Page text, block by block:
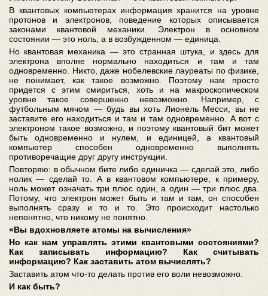
В квантовых компьютерах информация хранится на уровне
протонов и электронов, поведение которых описывается
законами квантовой механики. Электрон в основном
состоянии — это ноль, а в возбужденном — единица.
Но квантовая механика — это странная штука, и здесь для
электрона вполне нормально находиться и там и там
одновременно. Никто, даже нобелевские лауреаты по физике,
не понимает, как такое возможно. Поэтому нам просто
придется с этим смириться, хоть и на макроскопическом
уровне такое совершенно невозможно. Например, с
футбольным мячом — будь вы хоть Лионель Месси, вы не
заставите его находиться и там и там одновременно. А вот с
электроном такое возможно, и поэтому квантовый бит может
быть одновременно и нулем, и единицей, а квантовый
компьютер способен одновременно выполнять
противоречащие друг другу инструкции.
Повторяю: в обычном бите либо единичка — сделай это, либо
нолик — сделай то. А в квантовом компьютере, к примеру,
ноль может означать три плюс один, а один — три плюс два.
Потому, что электрон может быть и там и там, он способен
выполнять сразу и то и то. Это происходит настолько
непонятно, что никому не понятно.
«Вы вдохновляете атомы на вычисления»
Но как нам управлять этими квантовыми состояниями?
Как записывать информацию? Как считывать
информацию? Как заставить атом вычислять?
Заставить атом что-то делать против его воли невозможно.
И как быть?